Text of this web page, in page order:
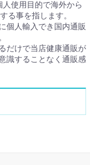
使用目的で海外から
る事を指します。
個人輸入でき国内通販
だけで当店健康通販が
識することなく通販感